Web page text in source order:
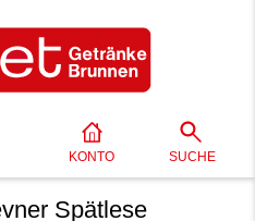
KONTO SUCHE
Spätlese